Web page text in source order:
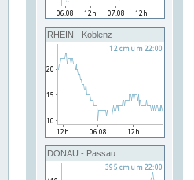
RHEIN - Koblenz
DONAU - Passau